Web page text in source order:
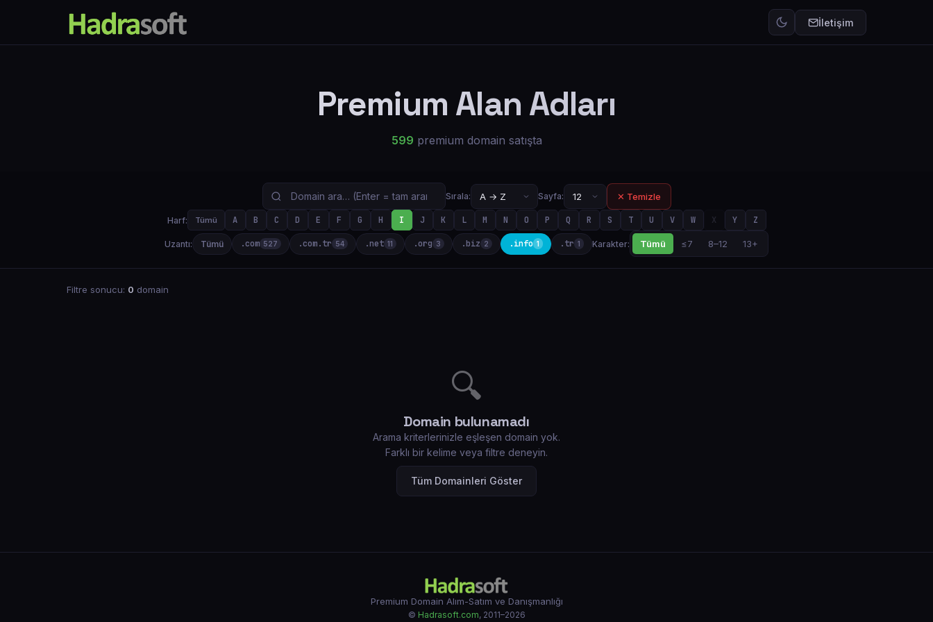
İletişim
Premium Alan Adları
599 premium domain satışta
Sırala: Sayfa: ✕ Temizle
Harf: Tümü A B C D E F G H I J K L M N O P Q R S T U V W X Y Z
Uzantı: Tümü .com 527 .com.tr 54 .net 11 .org 3 .biz 2 .info 1 .tr 1 Karakter: Tümü ≤7 8–12 13+
Filtre sonucu: 0 domain
🔍
Domain bulunamadı
Arama kriterlerinizle eşleşen domain yok.
Farklı bir kelime veya filtre deneyin.
Tüm Domainleri Göster
Premium Domain Alım-Satım ve Danışmanlığı
© Hadrasoft.com, 2011–2026